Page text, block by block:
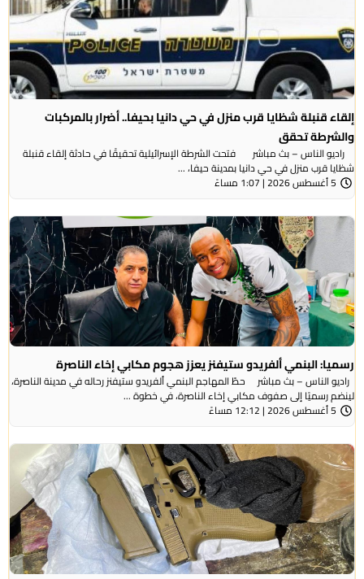
إلقاء قنبلة شظايا قرب منزل في حي دانيا بحيفا.. أضرار بالمركبات
والشرطة تحقق
راديو الناس – بث مباشر فتحت الشرطة الإسرائيلية تحقيقًا في حادثة إلقاء قنبلة
شظايا قرب منزل في حي دانيا بمدينة حيفا، ...
5 أغسطس 2026 | 1:07 مساءً
رسميا: البنمي ألفريدو ستيفنز يعزز هجوم مكابي إخاء الناصرة
راديو الناس – بث مباشر حطّ المهاجم البنمي ألفريدو ستيفنز رحاله في مدينة الناصرة،
لينضم رسميًا إلى صفوف مكابي إخاء الناصرة، في خطوة ...
5 أغسطس 2026 | 12:12 مساءً